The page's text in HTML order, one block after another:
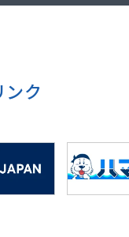
ク